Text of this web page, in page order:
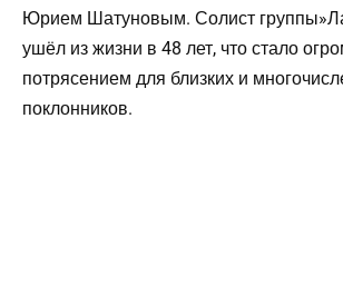
Юрием Шатуновым. Солист
ушёл из жизни в 48 лет, что стало
потрясением для близких и
поклонников.